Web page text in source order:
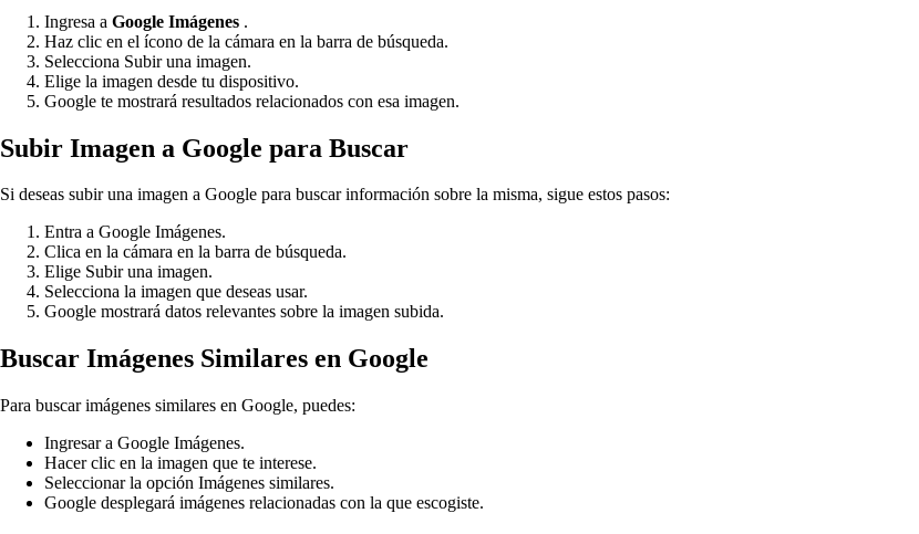
Ingresa a Google Imágenes .
Haz clic en el ícono de la cámara en la barra de búsqueda.
Selecciona Subir una imagen.
Elige la imagen desde tu dispositivo.
Google te mostrará resultados relacionados con esa imagen.
Subir Imagen a Google para Buscar
Si deseas subir una imagen a Google para buscar información sobre la misma, sigue estos pasos:
Entra a Google Imágenes.
Clica en la cámara en la barra de búsqueda.
Elige Subir una imagen.
Selecciona la imagen que deseas usar.
Google mostrará datos relevantes sobre la imagen subida.
Buscar Imágenes Similares en Google
Para buscar imágenes similares en Google, puedes:
Ingresar a Google Imágenes.
Hacer clic en la imagen que te interese.
Seleccionar la opción Imágenes similares.
Google desplegará imágenes relacionadas con la que escogiste.